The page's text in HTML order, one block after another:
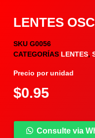
LENTES
SKU G0056
CATEGORÍAS LENTES,
Precio por unidad
$0.95
Consulte via